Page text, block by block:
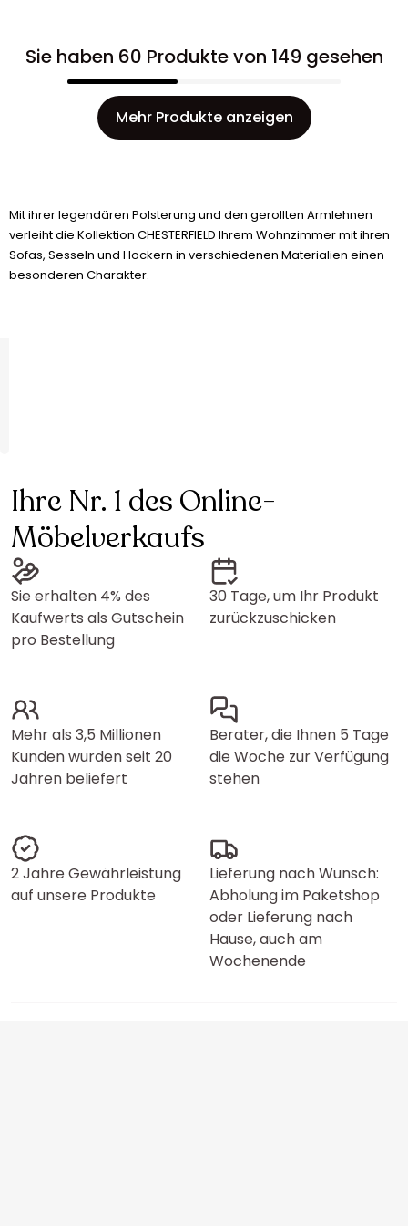
Sie haben 60 Produkte von 149 gesehen
Mehr Produkte anzeigen
Mit ihrer legendären Polsterung und den gerollten Armlehnen
verleiht die Kollektion CHESTERFIELD Ihrem Wohnzimmer mit ihren
Sofas, Sesseln und Hockern in verschiedenen Materialien einen
besonderen Charakter.
Ihre Nr. 1 des Online-
Möbelverkaufs
Sie erhalten 4% des
Kaufwerts als Gutschein
pro Bestellung
30 Tage, um Ihr Produkt
zurückzuschicken
Mehr als 3,5 Millionen
Kunden wurden seit 20
Jahren beliefert
Berater, die Ihnen 5 Tage
die Woche zur Verfügung
stehen
2 Jahre Gewährleistung
auf unsere Produkte
Lieferung nach Wunsch:
Abholung im Paketshop
oder Lieferung nach
Hause, auch am
Wochenende